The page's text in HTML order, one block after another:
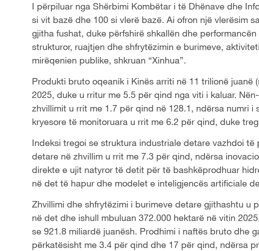
I përpiluar nga Shërbimi Kombëtar i të Dhënave dhe
si vit bazë dhe 100 si vlerë bazë. Ai ofron një vlerësim
gjitha fushat, duke përfshirë shkallën dhe
strukturor, ruajtjen dhe shfrytëzimin e burimeve,
mirëqenien publike, shkruan “Xinhua”.
Produkti bruto oqeanik i Kinës arriti në 11 trilionë juanë
2025, duke u rritur me 5.5 për qind nga viti i kaluar.
zhvillimit u rrit me 1.7 për qind në 128.1, ndërsa numri
kryesore të monitoruara u rrit me 6.2 për qind, duke
Indeksi tregoi se struktura industriale detare vazhdoi
detare në zhvillim u rrit me 7.3 për qind, ndërsa
direkte e ujit natyror të detit për të bashkëprodhuar
në det të hapur dhe modelet e inteligjencës artificiale
Zhvillimi dhe shfrytëzimi i burimeve detare gjithashtu u
në det dhe ishull mbuluan 372.000 hektarë në vitin
se 921.8 miliardë juanësh. Prodhimi i naftës bruto dhe
përkatësisht me 3.4 për qind dhe 17 për qind, ndërsa